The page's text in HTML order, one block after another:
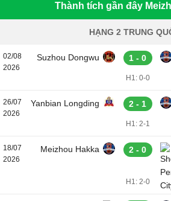
Thành tích gần đây
HẠNG 2 TRUNG
02/08
2026
Suzhou Dongwu 1 - 0
H1: 0-0
26/07
2026
Yanbian Longding 2 - 1
H1: 2-1
18/07
2026
Meizhou Hakka 2 - 0
H1: 2-0